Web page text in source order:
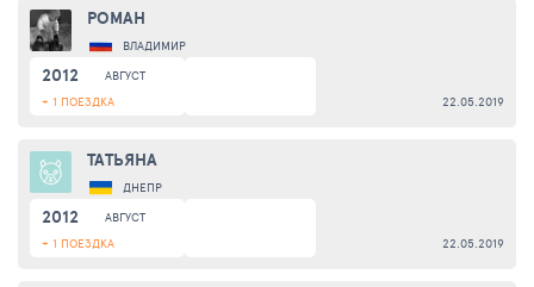
РОМАН
ВЛАДИМИР
2012
АВГУСТ
+ 1 ПОЕЗДКА
22.05.2019
ТАТЬЯНА
ДНЕПР
2012
АВГУСТ
+ 1 ПОЕЗДКА
22.05.2019